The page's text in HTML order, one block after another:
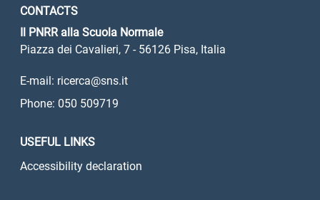
CONTACTS
Il PNRR alla Scuola Normale
Piazza dei Cavalieri, 7 - 56126 Pisa, Italia
E-mail: ricerca@sns.it
Phone: 050 509719
USEFUL LINKS
Accessibility declaration